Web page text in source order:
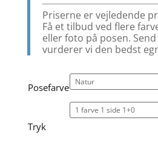
Priserne er vejledende
Få et tilbud ved flere
eller foto på posen.
vurderer vi den bedst
Posefarve
Tryk